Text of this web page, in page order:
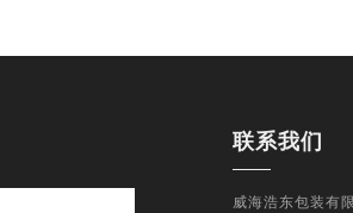
联系我们
威海浩东包装有